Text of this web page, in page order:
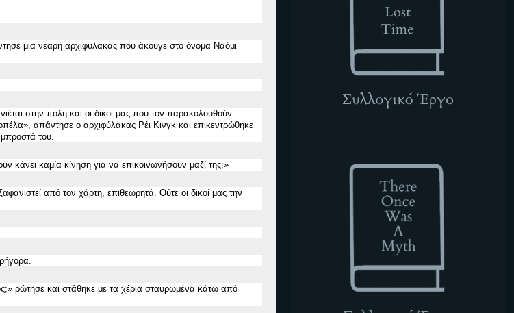
μία νεαρή αρχιφύλακας που άκουγε στο όνομα Ναόμι
στην πόλη και οι δικοί μας που τον παρακολουθούν
», απάντησε ο αρχιφύλακας Ρέι Κινγκ και επικεντρώθηκε
του.
κάνει καμία κίνηση για να επικοινωνήσουν μαζί της;»
από τον χάρτη, επιθεωρητά. Ούτε οι δικοί μας την
» ρώτησε και στάθηκε με τα χέρια σταυρωμένα κάτω από